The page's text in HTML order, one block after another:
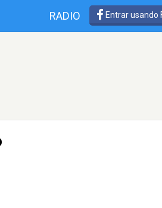
RADIO Entrar usando